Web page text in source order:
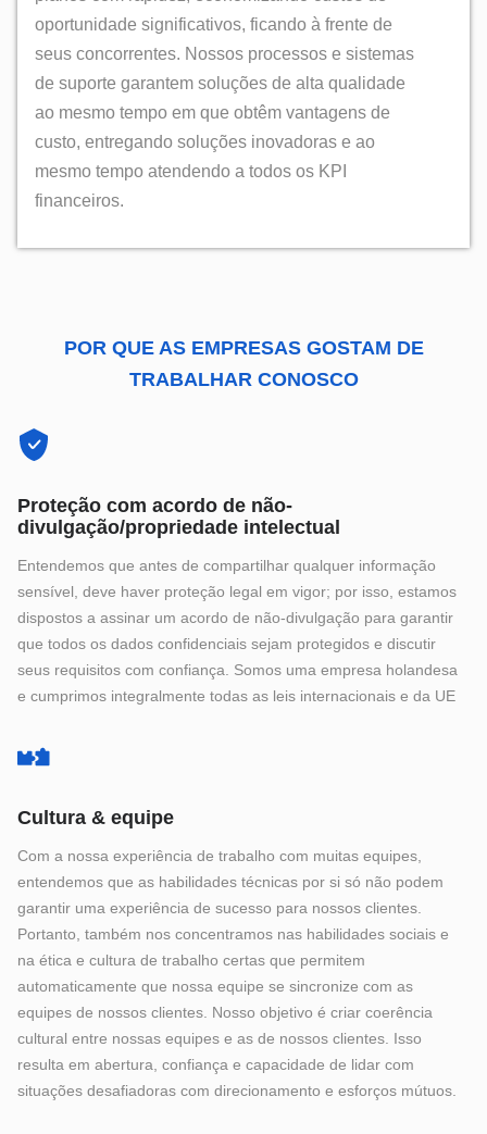
oportunidade significativos, ficando à frente de
seus concorrentes. Nossos processos e sistemas
de suporte garantem soluções de alta qualidade
ao mesmo tempo em que obtêm vantagens de
custo, entregando soluções inovadoras e ao
mesmo tempo atendendo a todos os KPI
financeiros.
POR QUE AS EMPRESAS GOSTAM DE
TRABALHAR CONOSCO
Proteção com acordo de não-
divulgação/propriedade intelectual
Entendemos que antes de compartilhar qualquer informação
sensível, deve haver proteção legal em vigor; por isso, estamos
dispostos a assinar um acordo de não-divulgação para garantir
que todos os dados confidenciais sejam protegidos e discutir
seus requisitos com confiança. Somos uma empresa holandesa
e cumprimos integralmente todas as leis internacionais e da UE
Cultura & equipe
Com a nossa experiência de trabalho com muitas equipes,
entendemos que as habilidades técnicas por si só não podem
garantir uma experiência de sucesso para nossos clientes.
Portanto, também nos concentramos nas habilidades sociais e
na ética e cultura de trabalho certas que permitem
automaticamente que nossa equipe se sincronize com as
equipes de nossos clientes. Nosso objetivo é criar coerência
cultural entre nossas equipes e as de nossos clientes. Isso
resulta em abertura, confiança e capacidade de lidar com
situações desafiadoras com direcionamento e esforços mútuos.